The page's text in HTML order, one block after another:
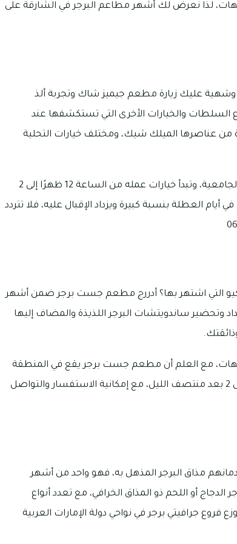
لذا نعرض لك أشهر مطاعم البرجر في الشارقة على
عليك زيارة مطعم جيميز شاك وتجربة ألذ
السلطات والخيارات الأخرى التي تستكشفها عند
من عناصرها الميلك شيك، ومختلف خيارات التحلية
يقع مطعم جيميز شاك قبل محطة أدونك على طريق المدينة الجامعية، وتبدأ خيارات عمله من الساعة 12 ظهرًا إلى 2
العطلة بنسبة كبيرة ويزداد الإقبال عليه، فلا تتردد
التي اشتهر بها؟ أدررج مطعم جست برجر ضمن أشهر
وتحضير ساندويتشات البرجر اللذيذة والمضاف إليها
مع العلم أن مطعم جست برجر يقع في المنطقة
الصناعية بتجارية مويلح، ويفتح كل يوم من الساعة 12 ظهرًا إلى 2 بعد منتصف الليل، مع إمكانية الاستفسار والتواصل
مذاق البرجر المذهل به، فهو واحد من أشهر
أو اللحم ذو المذاق الخرافي، مع تعدد أنواع
فروع جرافيتي برجر في نواحي دولة الإمارات العربية